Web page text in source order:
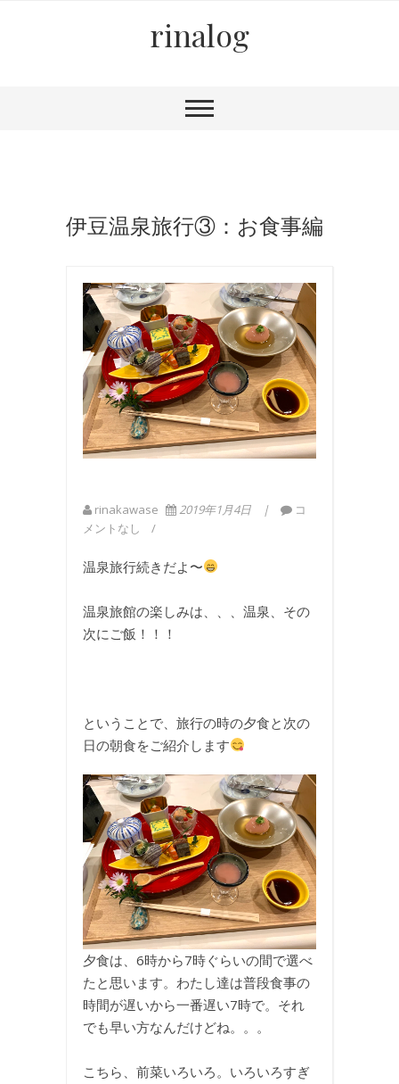
rinalog
伊豆温泉旅行③：お食事編
rinakawase 2019年1月4日
コ
メントなし
温泉旅行続きだよ〜
温泉旅館の楽しみは、、、温泉、その
次にご飯！！！
ということで、旅行の時の夕食と次の
日の朝食をご紹介します
夕食は、6時から7時ぐらいの間で選べ
たと思います。わたし達は普段食事の
時間が遅いから一番遅い7時で。それ
でも早い方なんだけどね。。。
こちら、前菜いろいろ。いろいろすぎ